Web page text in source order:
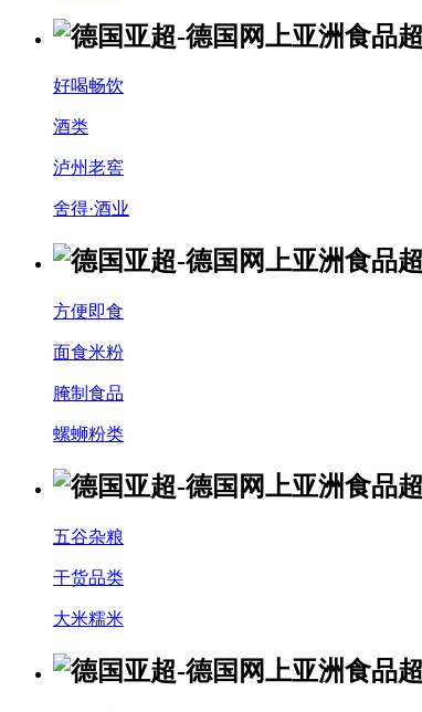
好喝畅饮
酒类
泸州老窖
舍得·酒业
方便即食
面食米粉
腌制食品
螺蛳粉类
五谷杂粮
干货品类
大米糯米